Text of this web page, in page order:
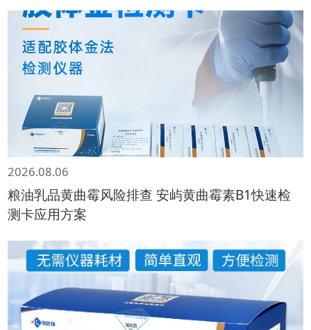
2026.08.06
粮油乳品黄曲霉风险排查 安屿黄曲霉素B1快速检
测卡应用方案